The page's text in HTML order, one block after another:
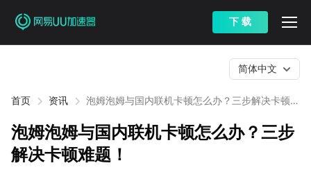
下 载
首页 资讯
泡姆泡姆与国内联机卡顿怎么办？三步解决卡顿难
简体中文
泡姆泡姆与国内联机卡顿怎么办？三步
解决卡顿难题！